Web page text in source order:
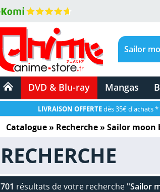
DVD & Blu-ray Mangas
LIVRAISON OFFERTEdès 35€ d'achats *
Catalogue» Recherche » Sailor moon
RECHERCHE
701 résultats de votre recherche "Sailor